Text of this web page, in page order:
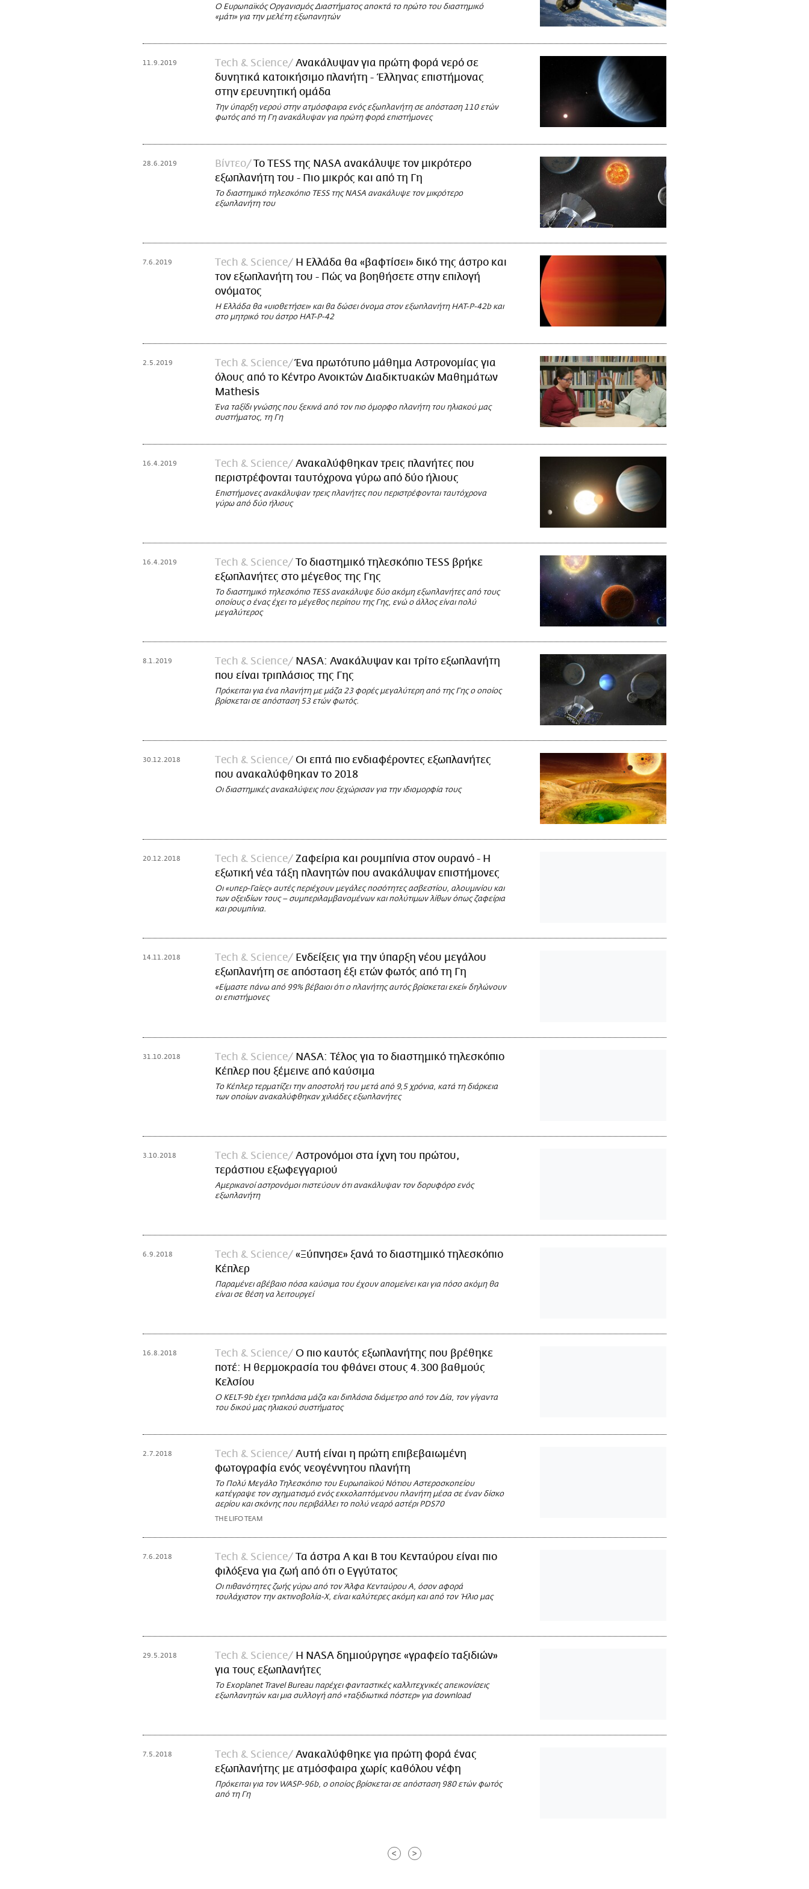
Ο Ευρωπαϊκός Οργανισμός Διαστήματος αποκτά το πρώτο του διαστημικό
«μάτι» για την μελέτη εξωπανητών
11.9.2019 Τech & Science
Ανακάλυψαν για πρώτη φορά νερό σε
δυνητικά κατοικήσιμο πλανήτη - Έλληνας επιστήμονας
στην ερευνητική ομάδα
Την ύπαρξη νερού στην ατμόσφαιρα ενός εξωπλανήτη σε απόσταση 110 ετών
φωτός από τη Γη ανακάλυψαν για πρώτη φορά επιστήμονες
28.6.2019 Βίντεο Το TESS της NASA ανακάλυψε τον μικρότερο
εξωπλανήτη του - Πιο μικρός και από τη Γη
Το διαστημικό τηλεσκόπιο TESS της NASA ανακάλυψε τον μικρότερο
εξωπλανήτη του
7.6.2019 Τech & Science
Η Ελλάδα θα «βαφτίσει» δικό της άστρο και
τον εξωπλανήτη του - Πώς να βοηθήσετε στην επιλογή
ονόματος
Η Ελλάδα θα «υιοθετήσει» και θα δώσει όνομα στον εξωπλανήτη ΗΑΤ-Ρ-42b και
στο μητρικό του άστρο ΗΑΤ-Ρ-42
2.5.2019 Τech & Science
Ένα πρωτότυπο μάθημα Αστρονομίας για
όλους από το Κέντρο Ανοικτών Διαδικτυακών Μαθημάτων
Mathesis
Ένα ταξίδι γνώσης που ξεκινά από τον πιο όμορφο πλανήτη του ηλιακού μας
συστήματος, τη Γη
16.4.2019 Τech & Science
Ανακαλύφθηκαν τρεις πλανήτες που
περιστρέφονται ταυτόχρονα γύρω από δύο ήλιους
Επιστήμονες ανακάλυψαν τρεις πλανήτες που περιστρέφονται ταυτόχρονα
γύρω από δύο ήλιους
16.4.2019 Τech & Science
Το διαστημικό τηλεσκόπιο TESS βρήκε
εξωπλανήτες στο μέγεθος της Γης
Το διαστημικό τηλεσκόπιο TESS ανακάλυψε δύο ακόμη εξωπλανήτες από τους
οποίους ο ένας έχει το μέγεθος περίπου της Γης, ενώ ο άλλος είναι πολύ
μεγαλύτερος
8.1.2019 Τech & Science
NASA: Ανακάλυψαν και τρίτο εξωπλανήτη
που είναι τριπλάσιος της Γης
Πρόκειται για ένα πλανήτη με μάζα 23 φορές μεγαλύτερη από της Γης ο οποίος
βρίσκεται σε απόσταση 53 ετών φωτός.
30.12.2018 Τech & Science
Οι επτά πιο ενδιαφέροντες εξωπλανήτες
που ανακαλύφθηκαν το 2018
Οι διαστημικές ανακαλύψεις που ξεχώρισαν για την ιδιομορφία τους
20.12.2018 Τech & Science
Ζαφείρια και ρουμπίνια στον ουρανό - Η
εξωτική νέα τάξη πλανητών που ανακάλυψαν επιστήμονες
Οι «υπερ-Γαίες» αυτές περιέχουν μεγάλες ποσότητες ασβεστίου, αλουμινίου και
των οξειδίων τους – συμπεριλαμβανομένων και πολύτιμων λίθων όπως ζαφείρια
και ρουμπίνια.
14.11.2018 Τech & Science
Ενδείξεις για την ύπαρξη νέου μεγάλου
εξωπλανήτη σε απόσταση έξι ετών φωτός από τη Γη
«Είμαστε πάνω από 99% βέβαιοι ότι ο πλανήτης αυτός βρίσκεται εκεί» δηλώνουν
οι επιστήμονες
31.10.2018 Τech & Science
NASA: Τέλος για το διαστημικό τηλεσκόπιο
Κέπλερ που ξέμεινε από καύσιμα
Το Κέπλερ τερματίζει την αποστολή του μετά από 9,5 χρόνια, κατά τη διάρκεια
των οποίων ανακαλύφθηκαν χιλιάδες εξωπλανήτες
3.10.2018 Τech & Science
Αστρονόμοι στα ίχνη του πρώτου,
τεράστιου εξωφεγγαριού
Αμερικανοί αστρονόμοι πιστεύουν ότι ανακάλυψαν τον δορυφόρο ενός
εξωπλανήτη
6.9.2018 Τech & Science
«Ξύπνησε» ξανά το διαστημικό τηλεσκόπιο
Κέπλερ
Παραμένει αβέβαιο πόσα καύσιμα του έχουν απομείνει και για πόσο ακόμη θα
είναι σε θέση να λειτουργεί
16.8.2018 Τech & Science
Ο πιο καυτός εξωπλανήτης που βρέθηκε
ποτέ: Η θερμοκρασία του φθάνει στους 4.300 βαθμούς
Κελσίου
Ο KELT-9b έχει τριπλάσια μάζα και διπλάσια διάμετρο από τον Δία, τον γίγαντα
του δικού μας ηλιακού συστήματος
2.7.2018 Τech & Science
Αυτή είναι η πρώτη επιβεβαιωμένη
φωτογραφία ενός νεογέννητου πλανήτη
Το Πολύ Μεγάλο Τηλεσκόπιο του Ευρωπαϊκού Νότιου Αστεροσκοπείου
κατέγραψε τον σχηματισμό ενός εκκολαπτόμενου πλανήτη μέσα σε έναν δίσκο
αερίου και σκόνης που περιβάλλει το πολύ νεαρό αστέρι PDS70
THE LIFO TEAM
7.6.2018 Τech & Science
Τα άστρα Α και Β του Κενταύρου είναι πιο
φιλόξενα για ζωή από ότι ο Εγγύτατος
Oι πιθανότητες ζωής γύρω από τον Άλφα Κενταύρου Α, όσον αφορά
τουλάχιστον την ακτινοβολία-Χ, είναι καλύτερες ακόμη και από τον Ήλιο μας
29.5.2018 Τech & Science
Η NASA δημιούργησε «γραφείο ταξιδιών»
για τους εξωπλανήτες
Το Exoplanet Travel Bureau παρέχει φανταστικές καλλιτεχνικές απεικονίσεις
εξωπλανητών και μια συλλογή από «ταξιδιωτικά πόστερ» για download
7.5.2018 Τech & Science
Ανακαλύφθηκε για πρώτη φορά ένας
εξωπλανήτης με ατμόσφαιρα χωρίς καθόλου νέφη
Πρόκειται για τον WASP-96b, ο οποίος βρίσκεται σε απόσταση 980 ετών φωτός
από τη Γη
< >